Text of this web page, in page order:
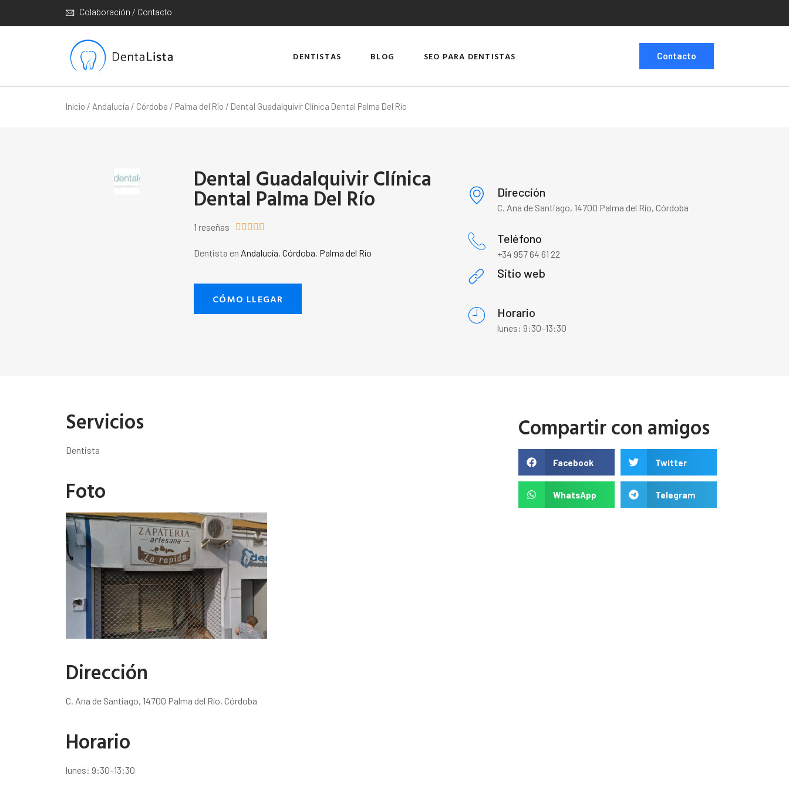
Colaboración / Contacto
DENTISTAS BLOG SEO PARA DENTISTAS Contacto
Inicio / Andalucía / Córdoba / Palma del Río / Dental Guadalquivir Clínica Dental Palma Del Río
Dental Guadalquivir Clínica
Dental Palma Del Río
1 reseñas     
Dentista en Andalucía,Córdoba, Palma del Río
CÓMO LLEGAR
Dirección
C. Ana de Santiago, 14700 Palma del Río, Córdoba
Teléfono
+34 957 64 61 22
Sitio web
Horario
lunes: 9:30–13:30
Servicios
Dentista
Foto
Dirección
C. Ana de Santiago, 14700 Palma del Río, Córdoba
Horario
lunes: 9:30–13:30
Compartir con amigos
Facebook Twitter
WhatsApp Telegram